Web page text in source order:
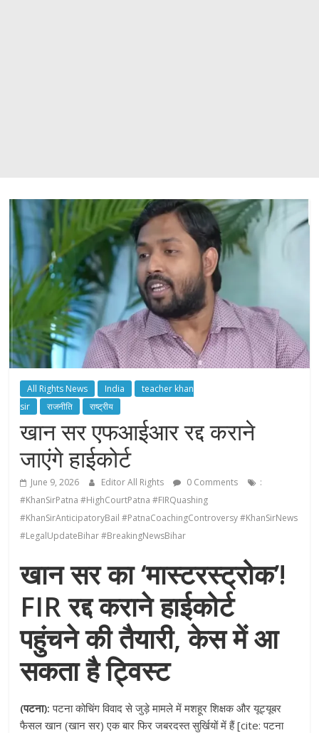
All Rights News India
teacher khan
sir
राजनीति राष्ट्रीय
खान सर एफआईआर रद्द कराने
जाएंगे हाईकोर्ट
June 9, 2026 Editor All Rights 0 Comments
:
#KhanSirPatna #HighCourtPatna #FIRQuashing
#KhanSirAnticipatoryBail #PatnaCoachingControversy #KhanSirNews
#LegalUpdateBihar #BreakingNewsBihar
खान सर का ‘मास्टरस्ट्रोक’!
FIR रद्द कराने हाईकोर्ट
पहुंचने की तैयारी, केस में आ
सकता है ट्विस्ट
(पटना): पटना कोचिंग विवाद से जुड़े मामले में मशहूर शिक्षक और यूट्यूबर
फैसल खान (खान सर) एक बार फिर जबरदस्त सुर्खियों में हैं [cite: पटना